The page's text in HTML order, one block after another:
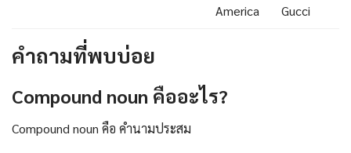
America
Gucci
คำถามที่พบบ่อย
Compound noun คืออะไร?
Compound noun คือ คำนามประสม